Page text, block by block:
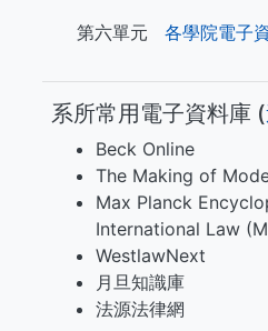
第六單元 各學院電子
系所常用電子資料庫 (​​​
Beck Online
The Making of
Max Planck
International Law
WestlawNext
月旦知識庫
法源法律網